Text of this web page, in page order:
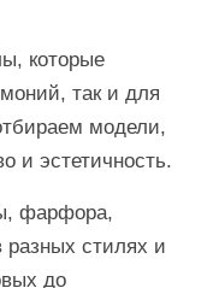
которые
так и для
модели,
и эстетичность.
фарфора,
разных стилях и
до